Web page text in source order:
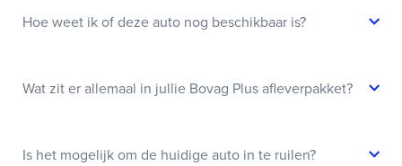
Hoe weet ik of deze auto nog beschikbaar is?
Wat zit er allemaal in jullie Bovag Plus afleverpakket?
Is het mogelijk om de huidige auto in te ruilen?